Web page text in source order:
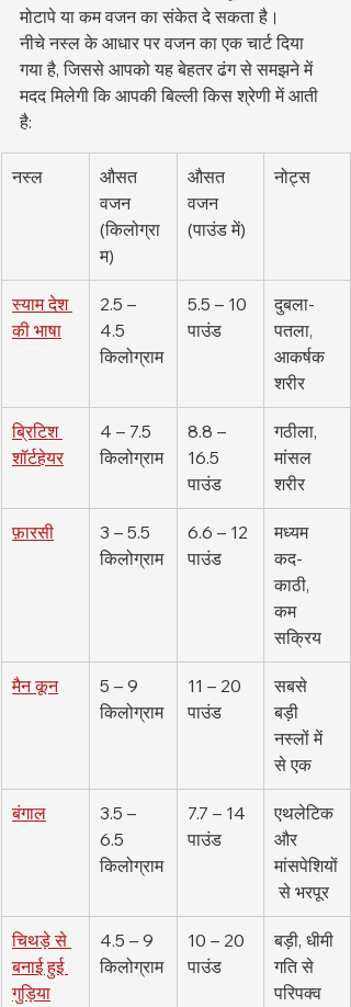
मोटापे या कम वजन का संकेत दे सकता है।
नीचे नस्ल के आधार पर वजन का एक चार्ट दिया
गया है, जिससे आपको यह बेहतर ढंग से समझने में
मदद मिलेगी कि आपकी बिल्ली किस श्रेणी में आती
है:
नस्ल
औसत
वजन
(किलोग्रा
म)
औसत
वजन
(पाउंड में)
नोट्स
स्याम देश
की भाषा
2.5 –
4.5
किलोग्राम
5.5 – 10
पाउंड
दुबला-
पतला,
आकर्षक
शरीर
ब्रिटिश
शॉर्टहेयर
4 – 7.5
किलोग्राम
8.8 –
16.5
पाउंड
गठीला,
मांसल
शरीर
फ़ारसी
3 – 5.5
किलोग्राम
6.6 – 12
पाउंड
मध्यम
कद-
काठी,
कम
सक्रिय
मैन कून
5 – 9
किलोग्राम
11 – 20
पाउंड
सबसे
बड़ी
नस्लों में
से एक
बंगाल
3.5 –
6.5
किलोग्राम
7.7 – 14
पाउंड
एथलेटिक
और
मांसपेशियों
से भरपूर
चिथड़े से
बनाई हुई
गुड़िया
4.5 – 9
किलोग्राम
10 – 20
पाउंड
बड़ी, धीमी
गति से
परिपक्व